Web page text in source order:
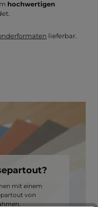
hochwertigen
lieferbar.
mit einem
von